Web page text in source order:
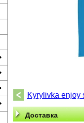
Kyrylivka enjoy
Доставка